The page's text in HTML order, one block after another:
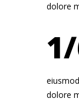
dolore
dolore